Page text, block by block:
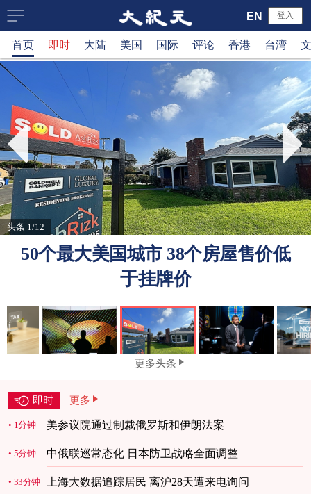
大
纪
元
新
闻
网
登入
EN
首页 即时 大陆 美国 国际 评论 香港 台湾
头条 1/12
50个最大美国城市 38个房屋售价低
于挂牌价
更多头条
即时 更多
1分钟 美参议院通过制裁俄罗斯和伊朗法案
5分钟 中俄联巡常态化 日本防卫战略全面调整
33分钟 上海大数据追踪居民 离沪28天遭来电询问